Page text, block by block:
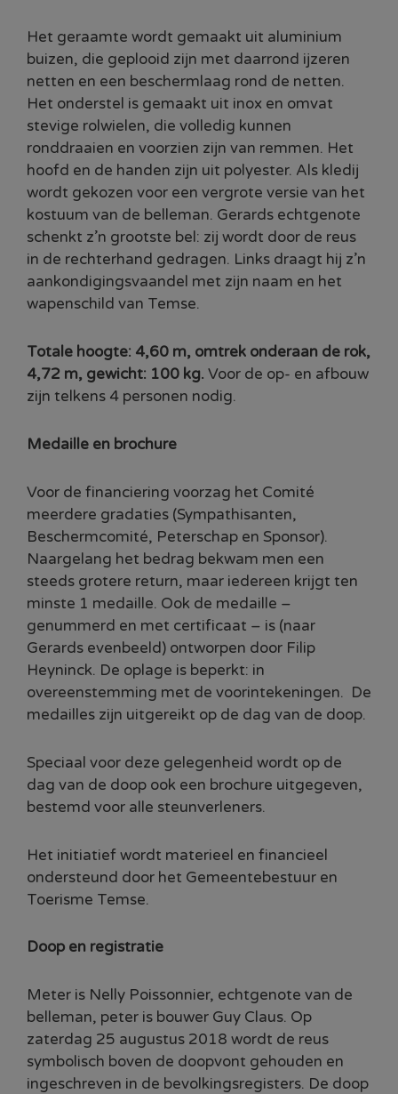
Het geraamte wordt gemaakt uit aluminium
buizen, die geplooid zijn met daarrond ijzeren
netten en een beschermlaag rond de netten.
Het onderstel is gemaakt uit inox en omvat
stevige rolwielen, die volledig kunnen
ronddraaien en voorzien zijn van remmen. Het
hoofd en de handen zijn uit polyester. Als kledij
wordt gekozen voor een vergrote versie van het
kostuum van de belleman. Gerards echtgenote
schenkt z’n grootste bel: zij wordt door de reus
in de rechterhand gedragen. Links draagt hij z’n
aankondigingsvaandel met zijn naam en het
wapenschild van Temse.
Totale hoogte: 4,60 m, omtrek onderaan de rok,
4,72 m, gewicht: 100 kg. Voor de op- en afbouw
zijn telkens 4 personen nodig.
Medaille en brochure
Voor de financiering voorzag het Comité
meerdere gradaties (Sympathisanten,
Beschermcomité, Peterschap en Sponsor).
Naargelang het bedrag bekwam men een
steeds grotere return, maar iedereen krijgt ten
minste 1 medaille. Ook de medaille –
genummerd en met certificaat – is (naar
Gerards evenbeeld) ontworpen door Filip
Heyninck. De oplage is beperkt: in
overeenstemming met de voorintekeningen. De
medailles zijn uitgereikt op de dag van de doop.
Speciaal voor deze gelegenheid wordt op de
dag van de doop ook een brochure uitgegeven,
bestemd voor alle steunverleners.
Het initiatief wordt materieel en financieel
ondersteund door het Gemeentebestuur en
Toerisme Temse.
Doop en registratie
Meter is Nelly Poissonnier, echtgenote van de
belleman, peter is bouwer Guy Claus. Op
zaterdag 25 augustus 2018 wordt de reus
symbolisch boven de doopvont gehouden en
ingeschreven in de bevolkingsregisters. De doop